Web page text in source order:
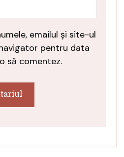
emailul și site-ul
pentru data
să comentez.